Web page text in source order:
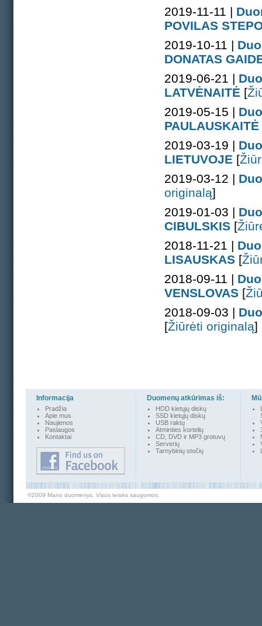
2019-11-11 |
POVILAS
2019-10-11 |
DONATAS
2019-06-21 |
LATVĖNAITĖ [
2019-05-15 |
PAULAUSKAITĖ
2019-03-19 |
LIETUVOJE [
2019-03-12 |
originalą]
2019-01-03 |
CIBULSKIS [
2018-11-21 |
LISAUSKAS [
2018-09-11 |
VENSLOVAS [
2018-09-03 |
[Žiūrėti originalą]
Informacija
Pradžia
Apie mus
Naujienos
Paslaugos
Kontaktai
Duomenų atkūrimas iš:
HDD kietųjų diskų
SSD kietųjų diskų
USB raktų
Atminties kortelių
CD, DVD ir MP3 grotuvų
Serverių
Tarnybinių stočių
©2009 Mano duomenys. Visos teisės saugomos.